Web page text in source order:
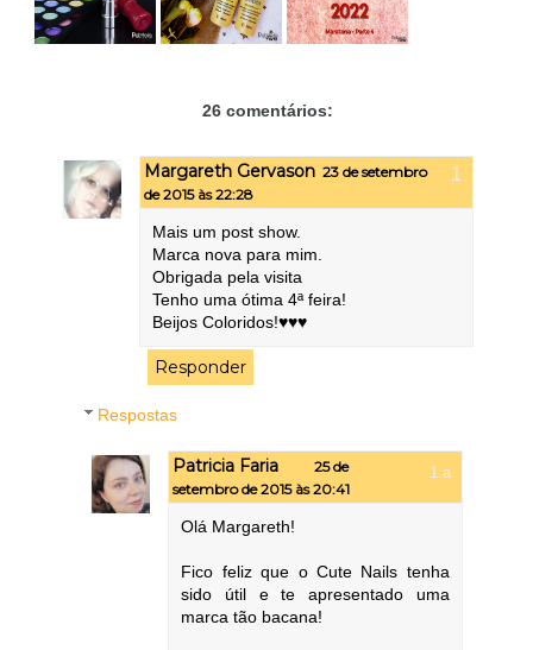
26 comentários:
Margareth Gervason 23 de setembro
de 2015 às 22:28
Mais um post show.
Marca nova para mim.
Obrigada pela visita
Tenho uma ótima 4ª feira!
Beijos Coloridos!♥♥♥
Responder
Respostas
Patricia Faria
25 de
setembro de 2015 às 20:41
Olá Margareth!
Fico feliz que o Cute Nails tenha
sido útil e te apresentado uma
marca tão bacana!